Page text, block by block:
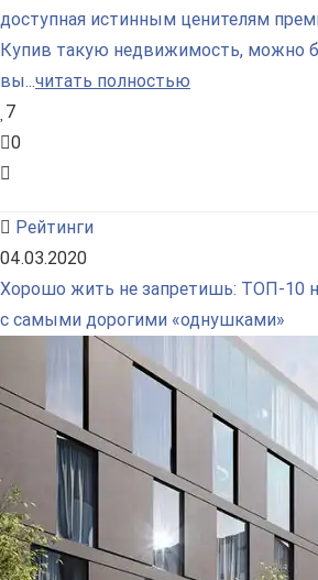
доступная истинным ценителям
Купив такую недвижимость, можно
вы...читать полностью
7
0
Рейтинги
04.03.2020
Хорошо жить не запретишь: ТОП-10
с самыми дорогими «однушками»